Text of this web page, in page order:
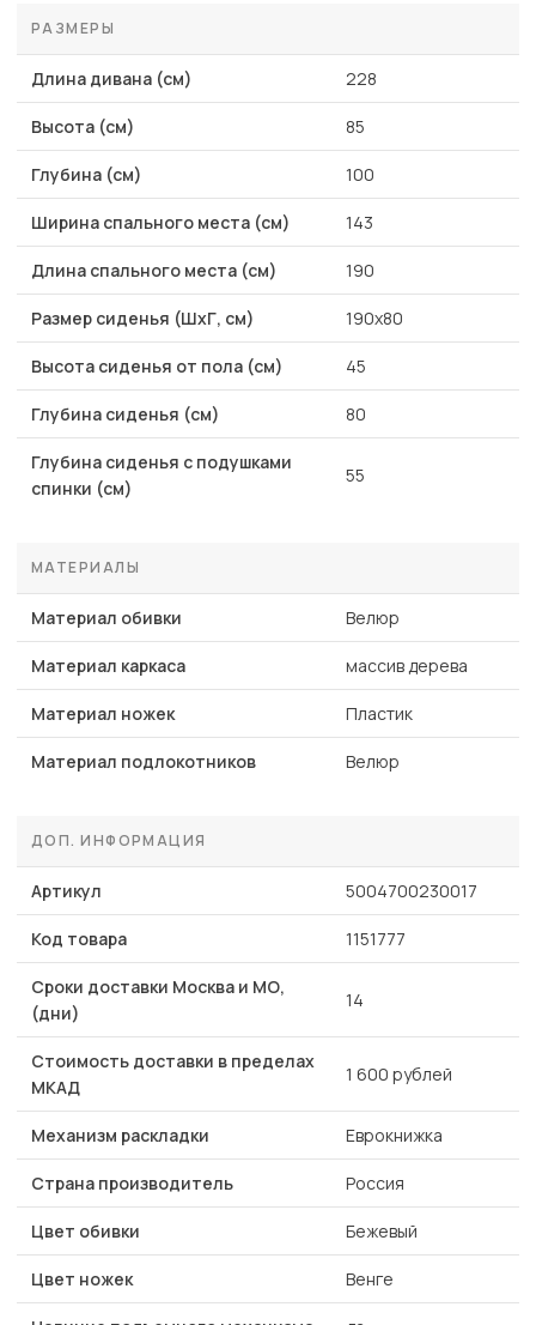
РАЗМЕРЫ
Длина дивана (см) 228
Высота (см) 85
Глубина (см) 100
Ширина спального места (см) 143
Длина спального места (см) 190
Размер сиденья (ШхГ, см) 190х80
Высота сиденья от пола (см) 45
Глубина сиденья (см) 80
Глубина сиденья с подушками
спинки (см)
55
МАТЕРИАЛЫ
Материал обивки Велюр
Материал каркаса массив дерева
Материал ножек Пластик
Материал подлокотников Велюр
ДОП. ИНФОРМАЦИЯ
Артикул 5004700230017
Код товара 1151777
Сроки доставки Москва и МО,
(дни)
14
Стоимость доставки в пределах
МКАД
1 600 рублей
Механизм раскладки Еврокнижка
Страна производитель Россия
Цвет обивки Бежевый
Цвет ножек Венге